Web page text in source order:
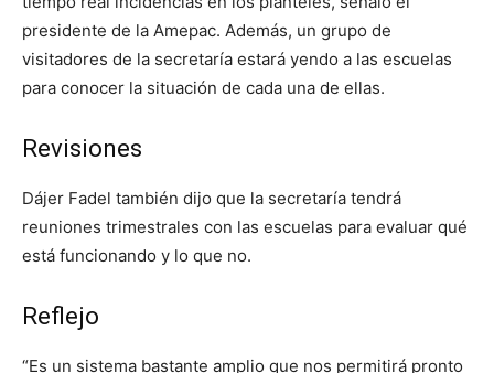
presidente de la Amepac. Además, un grupo de
visitadores de la secretaría estará yendo a las escuelas
para conocer la situación de cada una de ellas.
Revisiones
Dájer Fadel también dijo que la secretaría tendrá
reuniones trimestrales con las escuelas para evaluar qué
está funcionando y lo que no.
Reflejo
“Es un sistema bastante amplio que nos permitirá pronto